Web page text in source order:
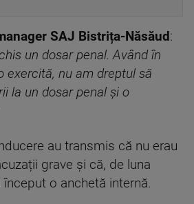
SAJ Bistrița-Năsăud :
un dosar penal. Având în
exercită, nu am dreptul să
la un dosar penal și o
au transmis că nu erau
grave și că, de luna
o anchetă internă.